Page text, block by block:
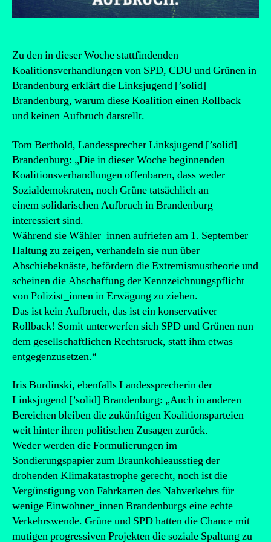
Zu den in dieser Woche stattfindenden
Koalitionsverhandlungen von SPD, CDU und Grünen in
Brandenburg erklärt die Linksjugend [’solid]
Brandenburg, warum diese Koalition einen Rollback
und keinen Aufbruch darstellt.
Tom Berthold, Landessprecher Linksjugend [’solid]
Brandenburg: „Die in dieser Woche beginnenden
Koalitionsverhandlungen offenbaren, dass weder
Sozialdemokraten, noch Grüne tatsächlich an
einem solidarischen Aufbruch in Brandenburg
interessiert sind.
Während sie Wähler_innen aufriefen am 1. September
Haltung zu zeigen, verhandeln sie nun über
Abschiebeknäste, befördern die Extremismustheorie und
scheinen die Abschaffung der Kennzeichnungspflicht
von Polizist_innen in Erwägung zu ziehen.
Das ist kein Aufbruch, das ist ein konservativer
Rollback! Somit unterwerfen sich SPD und Grünen nun
dem gesellschaftlichen Rechtsruck, statt ihm etwas
entgegenzusetzen.“
Iris Burdinski, ebenfalls Landessprecherin der
Linksjugend [’solid] Brandenburg: „Auch in anderen
Bereichen bleiben die zukünftigen Koalitionsparteien
weit hinter ihren politischen Zusagen zurück.
Weder werden die Formulierungen im
Sondierungspapier zum Braunkohleausstieg der
drohenden Klimakatastrophe gerecht, noch ist die
Vergünstigung von Fahrkarten des Nahverkehrs für
wenige Einwohner_innen Brandenburgs eine echte
Verkehrswende. Grüne und SPD hatten die Chance mit
mutigen progressiven Projekten die soziale Spaltung zu